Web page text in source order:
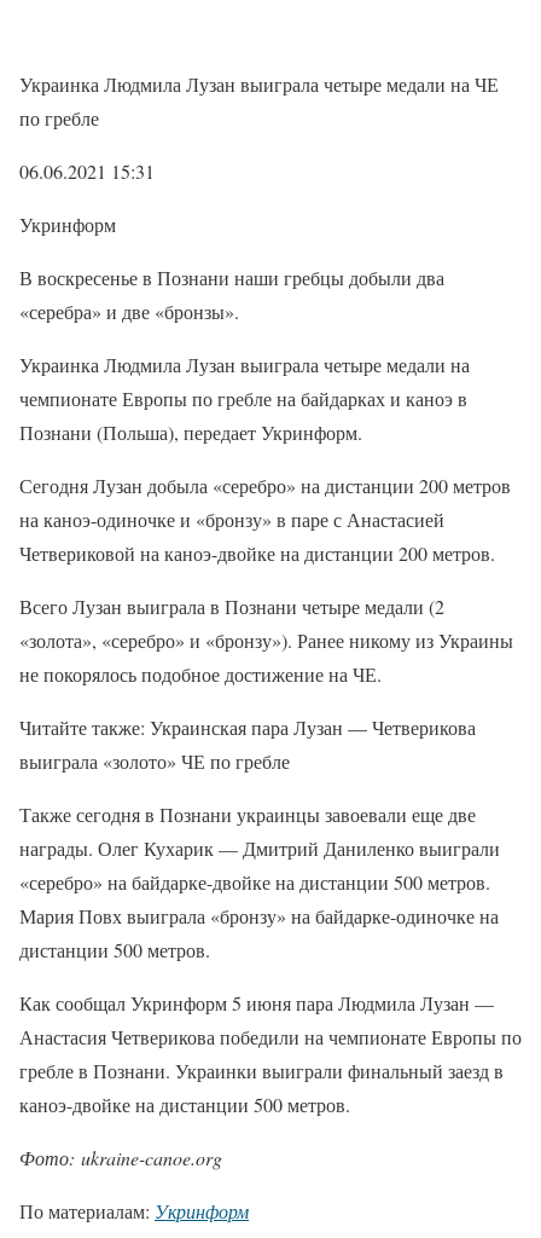
Украинка Людмила Лузан выиграла четыре медали на ЧЕ
по гребле
06.06.2021 15:31
Укринформ
В воскресенье в Познани наши гребцы добыли два
«серебра» и две «бронзы».
Украинка Людмила Лузан выиграла четыре медали на
чемпионате Европы по гребле на байдарках и каноэ в
Познани (Польша), передает Укринформ.
Сегодня Лузан добыла «серебро» на дистанции 200 метров
на каноэ-одиночке и «бронзу» в паре с Анастасией
Четвериковой на каноэ-двойке на дистанции 200 метров.
Всего Лузан выиграла в Познани четыре медали (2
«золота», «серебро» и «бронзу»). Ранее никому из Украины
не покорялось подобное достижение на ЧЕ.
Читайте также: Украинская пара Лузан — Четверикова
выиграла «золото» ЧЕ по гребле
Также сегодня в Познани украинцы завоевали еще две
награды. Олег Кухарик — Дмитрий Даниленко выиграли
«серебро» на байдарке-двойке на дистанции 500 метров.
Мария Повх выиграла «бронзу» на байдарке-одиночке на
дистанции 500 метров.
Как сообщал Укринформ 5 июня пара Людмила Лузан —
Анастасия Четверикова победили на чемпионате Европы по
гребле в Познани. Украинки выиграли финальный заезд в
каноэ-двойке на дистанции 500 метров.
Фото: ukraine-canoe.org
По материалам: Укринформ